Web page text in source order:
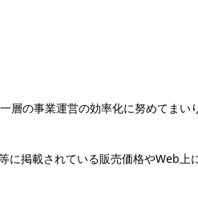
層の事業運営の効率化に努めてまい
掲載されている販売価格やWeb